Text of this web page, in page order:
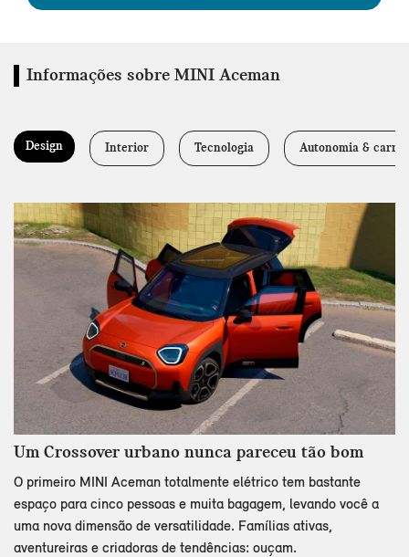
Informações sobre MINI Aceman
Design Interior Tecnologia Autonomia &
Um Crossover urbano nunca pareceu tão bom
O primeiro MINI Aceman totalmente elétrico tem bastante
espaço para cinco pessoas e muita bagagem, levando você a
uma nova dimensão de versatilidade. Famílias ativas,
aventureiras e criadoras de tendências: ouçam.